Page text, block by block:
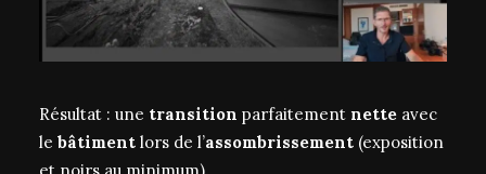
Résultat : une transition parfaitement nette avec
le bâtiment lors de l’assombrissement (exposition